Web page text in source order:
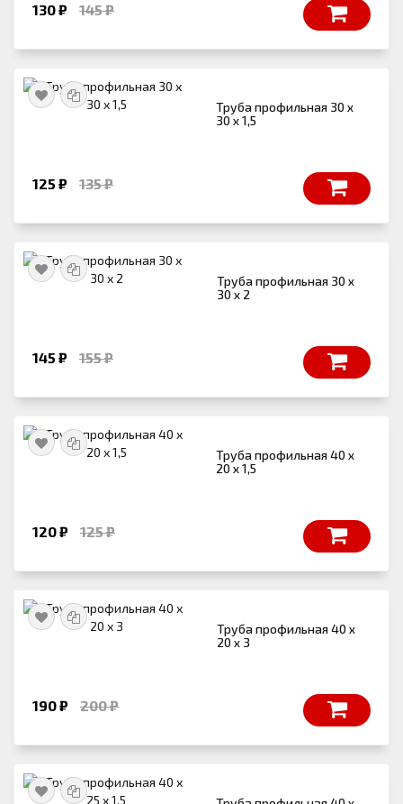
130 ₽ 145 ₽
Труба профильная 30 х
30 х 1,5
125 ₽ 135 ₽
Труба профильная 30 х
30 х 2
145 ₽ 155 ₽
Труба профильная 40 х
20 х 1,5
120 ₽ 125 ₽
Труба профильная 40 х
20 х 3
190 ₽ 200 ₽